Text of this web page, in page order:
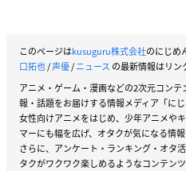
このページはkusuguru株式会社のにじめ
口拓也/声優/ニュース の最新情報はリン
アニメ・ゲーム・漫画などの2次元コン
報・話題をお届けする情報メディア「にじ
女性向けアニメをはじめ、少年アニメや
マーにも幅を広げ、オタクが気になる情
さらに、アンケート・ランキング・オタ
タクがワクワク楽しめるようなコンテンツ